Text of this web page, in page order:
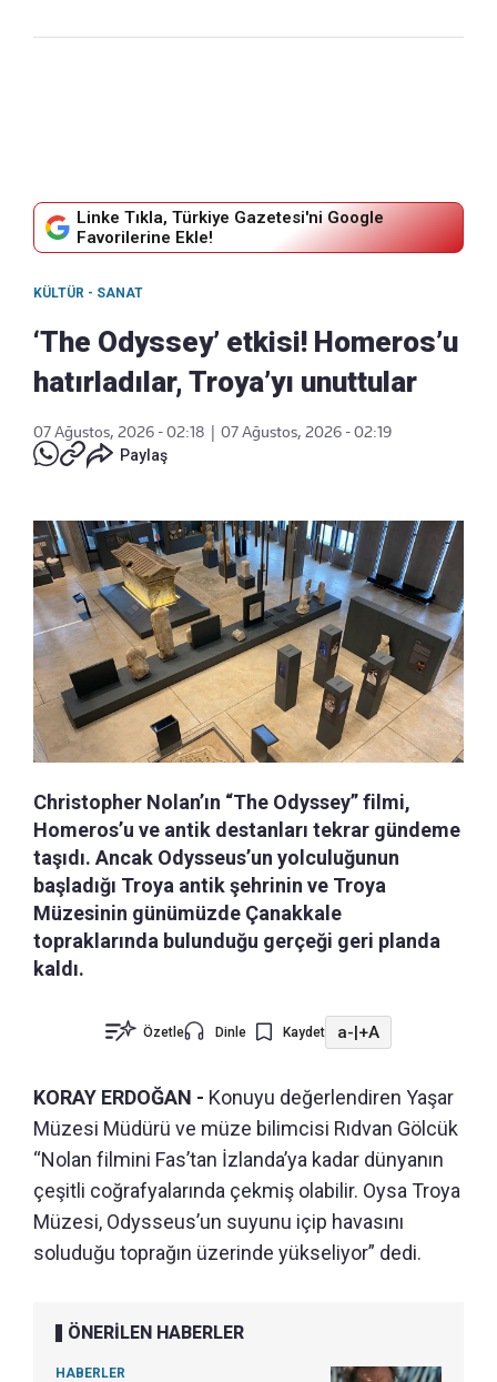
Linke Tıkla, Türkiye Gazetesi'ni Google
Favorilerine Ekle!
KÜLTÜR - SANAT
‘The Odyssey’ etkisi! Homeros’u
hatırladılar, Troya’yı unuttular
07 Ağustos, 2026 - 02:18
07 Ağustos, 2026 - 02:19
Paylaş
Christopher Nolan’ın “The Odyssey” filmi,
Homeros’u ve antik destanları tekrar gündeme
taşıdı. Ancak Odysseus’un yolculuğunun
başladığı Troya antik şehrinin ve Troya
Müzesinin günümüzde Çanakkale
topraklarında bulunduğu gerçeği geri planda
kaldı.
Özetle Dinle Kaydet a-|+A
KORAY ERDOĞAN - Konuyu değerlendiren Yaşar
Müzesi Müdürü ve müze bilimcisi Rıdvan Gölcük
“Nolan filmini Fas’tan İzlanda’ya kadar dünyanın
çeşitli coğrafyalarında çekmiş olabilir. Oysa Troya
Müzesi, Odysseus’un suyunu içip havasını
soluduğu toprağın üzerinde yükseliyor” dedi.
ÖNERİLEN HABERLER
HABERLER